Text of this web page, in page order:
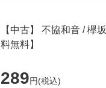
【中古】 不協和音 / 欅
料無料】
289円(税込)